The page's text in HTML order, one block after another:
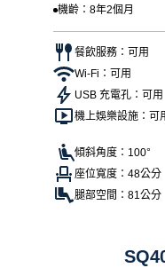
機齡：8年2個月
餐飲服務：可用
Wi-Fi：可用
USB 充電孔：可用
機上娛樂設施：可
傾斜角度：100°
座位寬度：48公分
腿部空間：81公分